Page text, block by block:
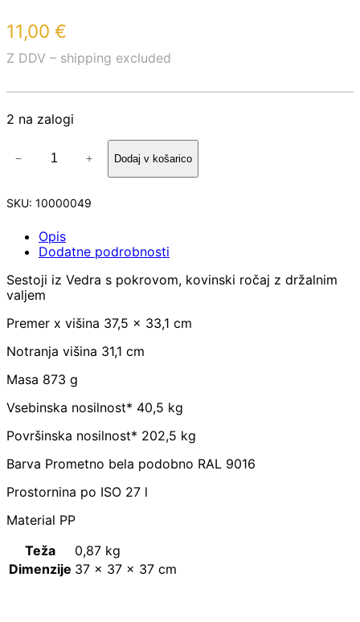
11,00 €
Z DDV – shipping excluded
2 na zalogi
O
L
A
S
T
I
Č
N
k
l
č
n
a
− + Dodaj v košarico
SKU: 10000049
Opis
Dodatne podrobnosti
Sestoji iz Vedra s pokrovom, kovinski ročaj z držalnim
valjem
Premer x višina 37,5 x 33,1 cm
Notranja višina 31,1 cm
Masa 873 g
Vsebinska nosilnost* 40,5 kg
Površinska nosilnost* 202,5 kg
Barva Prometno bela podobno RAL 9016
Prostornina po ISO 27 l
Material PP
Teža
0,87 kg
Dimenzije 37 × 37 × 37 cm